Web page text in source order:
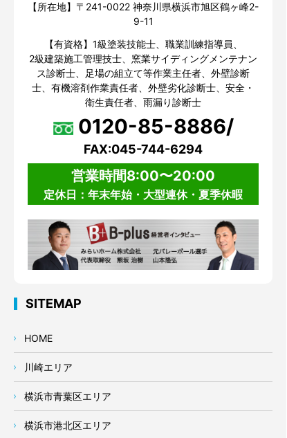
【所在地】〒241-0022 神奈川県横浜市旭区鶴ヶ峰2-
9-11
【有資格】1級塗装技能士、職業訓練指導員、
2級建築施工管理技士、窯業サイディングメンテナン
ス診断士、足場の組立て等作業主任者、外壁診断
士、有機溶剤作業責任者、外壁劣化診断士、安全・
衛生責任者、雨漏り診断士
0120-85-8886/
FAX:045-744-6294
営業時間8:00〜20:00
定休日：年末年始・大型連休・夏季休暇
SITEMAP
HOME
川崎エリア
横浜市青葉区エリア
横浜市港北区エリア